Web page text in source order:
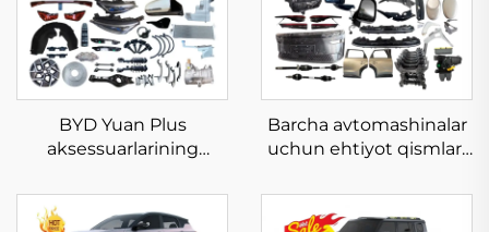
BYD Yuan Plus
aksessuarlarining
energiya transport
vositasining ehtiyot
Barcha avtomashinalar
uchun ehtiyot qismlari
2025 elektr transport
vositasi aksessuarlari